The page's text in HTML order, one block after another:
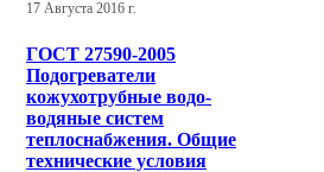
17 Августа 2016 г.
ГОСТ 27590-2005
Подогреватели
кожухотрубные водо-
водяные систем
теплоснабжения. Общие
технические условия